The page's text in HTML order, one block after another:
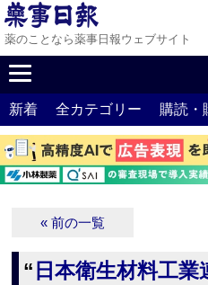
薬のことなら薬事日報ウェブサイト
新着 全カテゴリー 購読・
« 前の一覧
“ 日本衛生材料工業